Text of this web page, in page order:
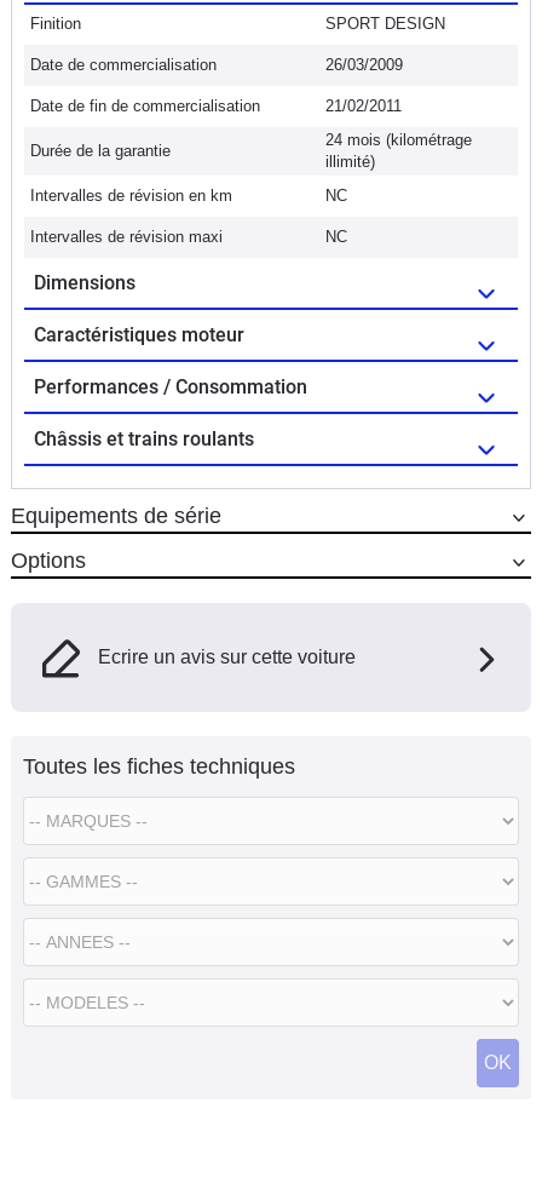
Finition SPORT DESIGN
Date de commercialisation 26/03/2009
Date de fin de commercialisation 21/02/2011
Durée de la garantie
24 mois (kilométrage
illimité)
Intervalles de révision en km
NC
Intervalles de révision maxi NC
Dimensions
Caractéristiques moteur
Performances / Consommation
Châssis et trains roulants
Equipements de série
Options
Ecrire un avis sur cette voiture
Toutes les fiches techniques